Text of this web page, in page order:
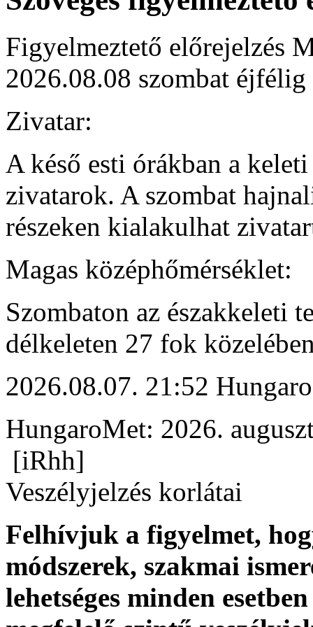
Figyelmeztető előrejelzés
2026.08.08 szombat éjfélig
Zivatar:
A késő esti órákban a
zivatarok. A szombat
részeken kialakulhat
Magas középhőmérséklet:
Szombaton az északkeleti
délkeleten 27 fok
2026.08.07. 21:52
HungaroMet: 2026.
[iRhh]
Veszélyjelzés korlátai
Felhívjuk a figyelmet,
módszerek, szakmai
lehetséges minden